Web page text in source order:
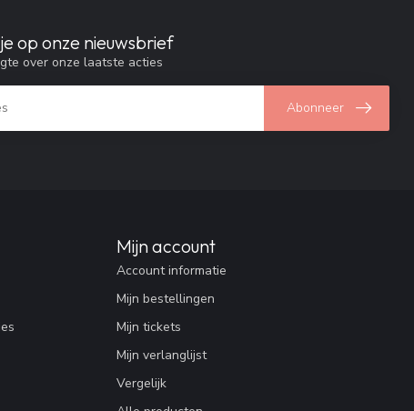
op onze nieuwsbrief
over onze laatste acties
Abonneer
Mijn account
Account informatie
Mijn bestellingen
Mijn tickets
Mijn verlanglijst
Vergelijk